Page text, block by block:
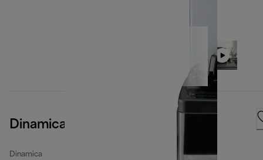
Dinamica
Dinamica